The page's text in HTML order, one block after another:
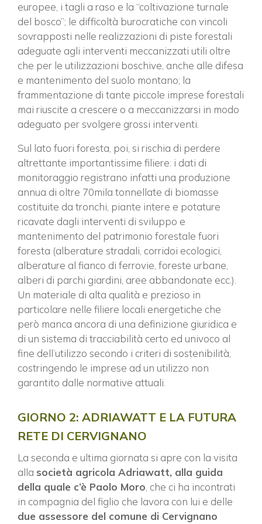
europee, i tagli a raso e la “coltivazione turnale
del bosco”; le difficoltà burocratiche con vincoli
sovrapposti nelle realizzazioni di piste forestali
adeguate agli interventi meccanizzati utili oltre
che per le utilizzazioni boschive, anche alle difesa
e mantenimento del suolo montano; la
frammentazione di tante piccole imprese forestali
mai riuscite a crescere o a meccanizzarsi in modo
adeguato per svolgere grossi interventi.
Sul lato fuori foresta, poi, si rischia di perdere
altrettante importantissime filiere: i dati di
monitoraggio registrano infatti una produzione
annua di oltre 70mila tonnellate di biomasse
costituite da tronchi, piante intere e potature
ricavate dagli interventi di sviluppo e
mantenimento del patrimonio forestale fuori
foresta (alberature stradali, corridoi ecologici,
alberature al fianco di ferrovie, foreste urbane,
alberi di parchi giardini, aree abbandonate ecc.).
Un materiale di alta qualità e prezioso in
particolare nelle filiere locali energetiche che
però manca ancora di una definizione giuridica e
di un sistema di tracciabilità certo ed univoco al
fine dell’utilizzo secondo i criteri di sostenibilità,
costringendo le imprese ad un utilizzo non
garantito dalle normative attuali.
GIORNO 2: ADRIAWATT E LA FUTURA
RETE DI CERVIGNANO
La seconda e ultima giornata si apre con la visita
alla società agricola Adriawatt, alla guida
della quale c’è Paolo Moro, che ci ha incontrati
in compagnia del figlio che lavora con lui e delle
due assessore del comune di Cervignano